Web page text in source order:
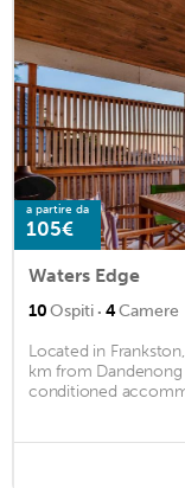
a partire da
105€
Waters Edge
10Ospiti · 4Camere
Located in
km from Dandenong
conditioned